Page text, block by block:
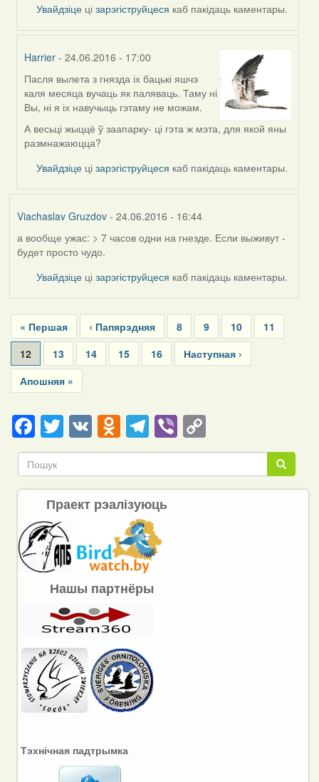
Увайдзіце цізарэгіструйцеся каб пакідаць каментары.
Harrier - 24.06.2016 - 17:00
In
reply
to
by
Жанна
Пасля вылета з гнязда іх бацькі яшчэ
каля месяца вучаць як паляваць. Таму ні
Вы, ні я іх навучыць гэтаму не можам.
А весьці жыццё ў заапарку- ці гэта ж мэта, для якой яны
размнажаюцца?
Увайдзіце цізарэгіструйцеся каб пакідаць каментары.
Viachaslav Gruzdov- 24.06.2016 - 16:44
а вообще ужас: > 7 часов одни на гнезде. Если выживут -
будет просто чудо.
Увайдзіце цізарэгіструйцеся каб пакідаць каментары.
Pagination
First
page
« Першая
Previous
page
‹ Папярэдняя Page
8 Page
9 Page
10 Page
11
Current
page
12 Page
13 Page
14 Page
15 Page
16
Next
page
Наступная ›
Last
page
Апошняя »
Facebook
Twitter
VKOdnoklassniki
Telegram
ViberCopy
Link Пошук
Пошук
Праект рэалізуюць
Нашы партнёры
Тэхнічная падтрымка